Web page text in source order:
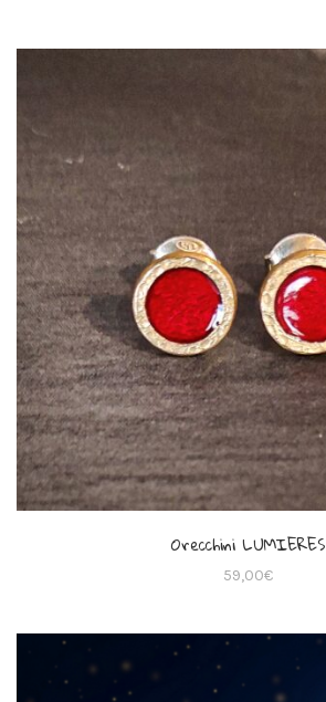
Orecchini LUMIERES
59,00€